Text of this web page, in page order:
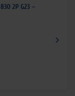
2P G23 –